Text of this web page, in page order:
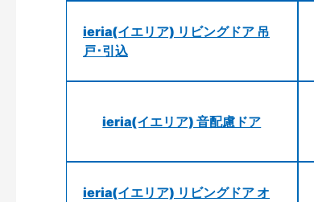
ieria(イエリア) リビングドア 吊
戸･引込
ieria(イエリア) 音配慮ドア
ieria(イエリア) リビングドア オ